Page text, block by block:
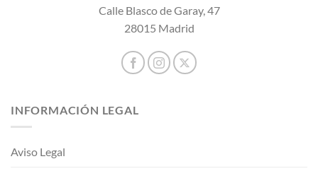
Calle Blasco de Garay, 47
28015 Madrid
INFORMACIÓN LEGAL
Aviso Legal